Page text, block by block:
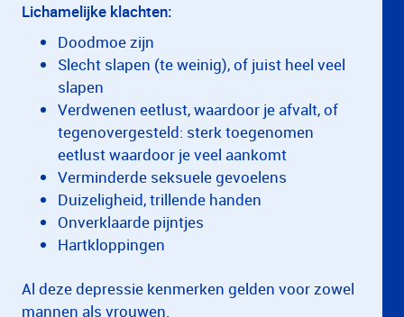
Lichamelijke klachten:
Doodmoe zijn
Slecht slapen (te weinig), of juist heel veel
slapen
Verdwenen eetlust, waardoor je afvalt, of
tegenovergesteld: sterk toegenomen
eetlust waardoor je veel aankomt
Verminderde seksuele gevoelens
Duizeligheid, trillende handen
Onverklaarde pijntjes
Hartkloppingen
Al deze depressie kenmerken gelden voor zowel
mannen als vrouwen.